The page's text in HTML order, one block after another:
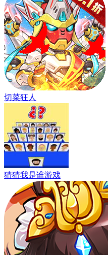
切菜狂人
猜猜我是谁游戏